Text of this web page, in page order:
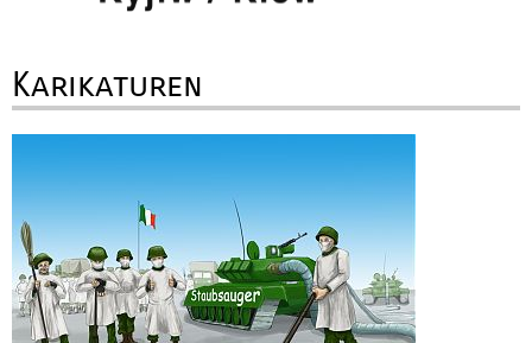
Karikaturen